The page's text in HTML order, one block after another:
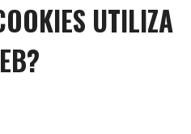
UTILIZA